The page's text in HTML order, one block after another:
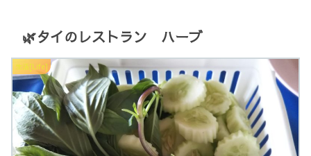
🌿タイのレストラン ハーブ
生活[Life]